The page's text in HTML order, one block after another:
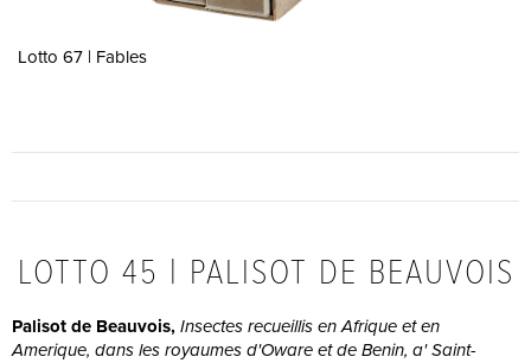
Lotto 67 | Fables
LOTTO 45 | PALISOT DE BEAUVOIS
Palisot de Beauvois,Insectes recueillis en Afrique et en
Amerique, dans les royaumes d'Oware et de Benin, a' Saint-